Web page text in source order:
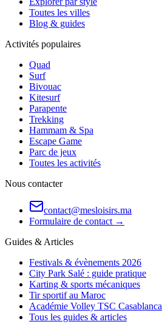
Toutes les villes
Blog & guides
Activités populaires
Quad
Surf
Bivouac
Kitesurf
Parapente
Trekking
Hammam & Spa
Escape Game
Parc de jeux
Toutes les activités
Nous contacter
contact@mesloisirs.ma
Formulaire de contact →
Guides & Articles
Festivals & évènements 2026
City Park Salé : guide pratique
Karting & sports mécaniques
Tir sportif au Maroc
Académie Volley TSC Casablanca
Tous les guides & articles